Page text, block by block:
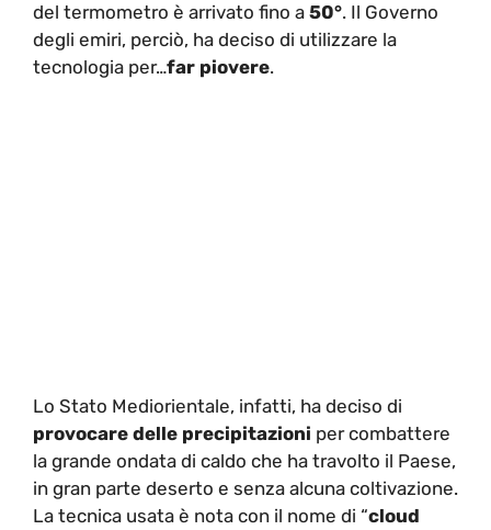
del termometro è arrivato fino a 50°. Il Governo
degli emiri, perciò, ha deciso di utilizzare la
tecnologia per…far piovere.
Lo Stato Mediorientale, infatti, ha deciso di
provocare delle precipitazioni per combattere
la grande ondata di caldo che ha travolto il Paese,
in gran parte deserto e senza alcuna coltivazione.
La tecnica usata è nota con il nome di “cloud